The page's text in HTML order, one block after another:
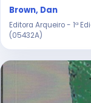
Brown, Dan
Editora Arqueiro - 1ª
(05432A)